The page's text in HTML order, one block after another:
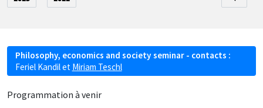
Philosophy, economics and society seminar - contacts :
Feriel Kandilet Miriam Teschl
Programmation à venir